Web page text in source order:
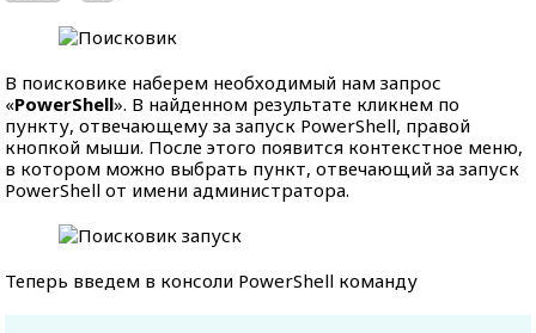
В поисковике наберем необходимый нам запрос
«PowerShell». В найденном результате кликнем по
пункту, отвечающему за запуск PowerShell, правой
кнопкой мыши. После этого появится контекстное меню,
в котором можно выбрать пункт, отвечающий за запуск
PowerShell от имени администратора.
Теперь введем в консоли PowerShell команду